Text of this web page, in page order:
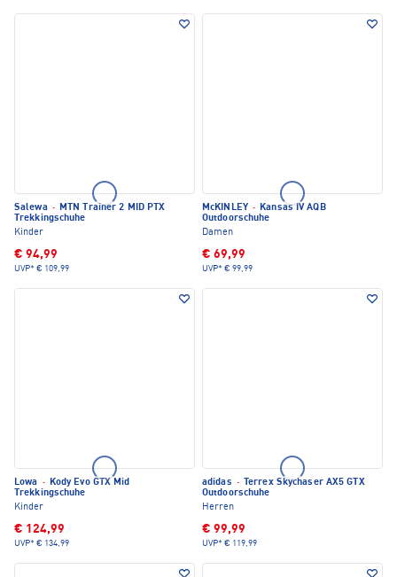
Salewa · MTN Trainer 2 MID PTX
Trekkingschuhe
Kinder
€ 94,99
UVP* € 109,99
McKINLEY · Kansas IV AQB
Outdoorschuhe
Damen
€ 69,99
UVP* € 99,99
Lowa · Kody Evo GTX Mid
Trekkingschuhe
Kinder
€ 124,99
UVP* € 134,99
adidas ·
Terrex Skychaser AX5 GTX
Outdoorschuhe
Herren
€ 99,99
UVP* € 119,99